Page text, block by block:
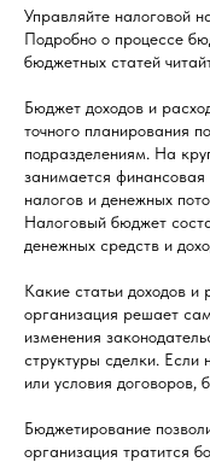
Управляйте налоговой
Подробно о процессе
бюджетных статей
Бюджет доходов и
точного планирования
подразделениям. На
занимается
налогов и денежных
Налоговый бюджет
денежных средств и
Какие статьи доходов и
организация решает
изменения
структуры сделки. Если
или условия
Бюджетирование
организация тратится